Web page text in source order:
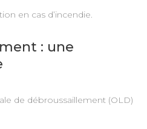
en cas d’incendie.
: une
de débroussaillement (OLD)